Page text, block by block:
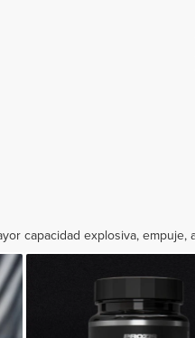
capacidad explosiva, empuje,